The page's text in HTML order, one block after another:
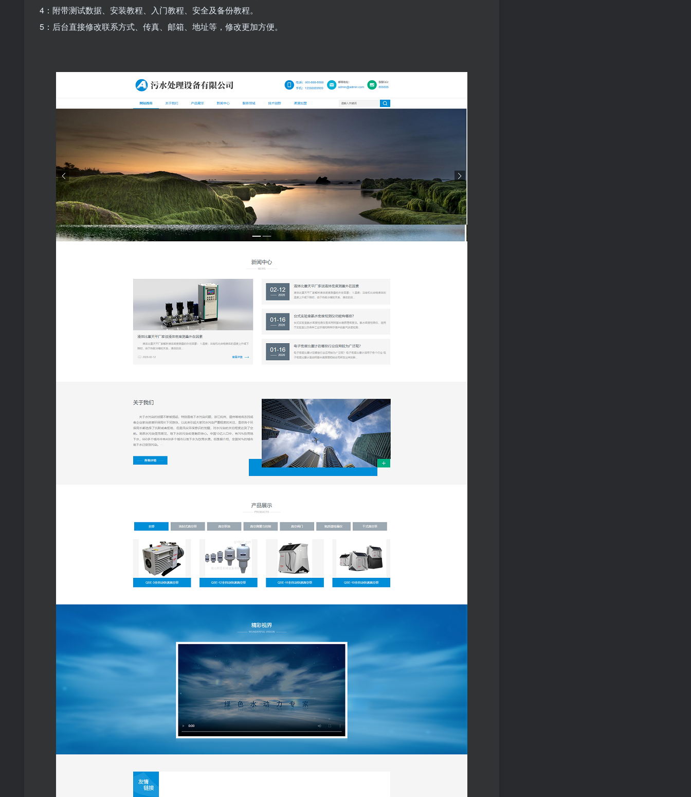
4：附带测试数据、安装教程、入门教程、安全及备份教程。
5：后台直接修改联系方式、传真、邮箱、地址等，修改更加方便。